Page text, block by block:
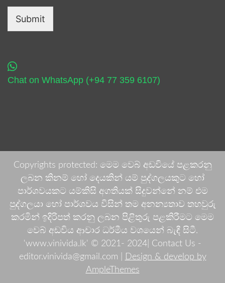
Submit
Chat on WhatsApp (+94 77 359 6107)
Copyrights protected: මෙම වෙබ් අඩවියේ පළකරනු
ලබන කිනම් හෝ දෙයකින් යම් පුද්ගලයකුට හෝ
පාර්ශවයකට යම්කිසි අගතියක් සිදුවන්නේ නම් එම
පුද්ගලයා හෝ පාර්ශවය විසින් තම අනන්‍යතාව තහවුරු
කරමින් ඉදිරිපත් කරනු ලබන පිළිතුරු පළකිරීමට මෙම
වෙබ් අඩවිය ආචාර ධර්මීය වශයෙන් බැඳී සිටී.
'www.vinivida.lk' © 2021- 2024| Contact Us -
editor.vinivida@gmail.com |
Design & develop by
AmpleThemes